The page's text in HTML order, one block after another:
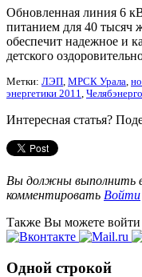
Обновленная линия 6
питанием для 40 тысяч
обеспечит надежное и
детского
Метки: ЛЭП, МРСК Урала,
энергетики 2011, Челябэнерго
Интересная статья?
Вы должны выполнить
комментировать Войти
Также Вы можете войти
Одной строкой